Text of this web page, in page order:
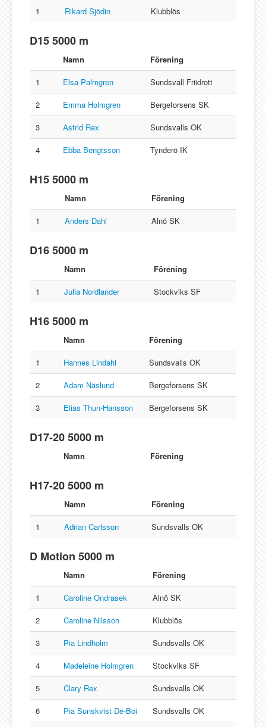
1
Rikard Sjödin Klubblös
D15 5000 m
Namn
Förening
1
Elsa Palmgren
Sundsvall Friidrott
2
Emma Holmgren
Bergeforsens SK
3
Astrid Rex
Sundsvalls OK
4
Ebba Bengtsson Tynderö IK
H15 5000 m
Namn
Förening
1
Anders Dahl Alnö SK
D16 5000 m
Namn
Förening
1
Julia Nordlander Stockviks SF
H16 5000 m
Namn
Förening
1
Hannes Lindahl
Sundsvalls OK
2
Adam Näslund
Bergeforsens SK
3
Elias Thun-Hansson Bergeforsens SK
D17-20 5000 m
Namn Förening
H17-20 5000 m
Namn
Förening
1
Adrian Carlsson Sundsvalls OK
D Motion 5000 m
Namn
Förening
1
Caroline Ondrasek
Alnö SK
2
Caroline Nilsson
Klubblös
3
Pia Lindholm
Sundsvalls OK
4
Madeleine Holmgren
Stockviks SF
5
Clary Rex
Sundsvalls OK
6
Pia Sunskvist De-Boi
Sundsvalls OK